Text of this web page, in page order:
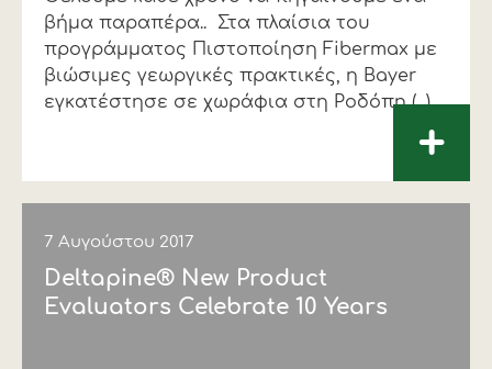
Οικονομικά στοιχεία
Εταιρική δομή
Εκδηλώσεις
Επικοινωνία
Εξαγωγές
Συνέδρια
Ευφυής γεωργία
Συμβουλευτική στο χωράφι
Εκκόκκιση για λογαριασμό του
Αλυσίδα βάμβακος
Κλωστοϋφαντουργία - Ένδυση
Εταιρικά νέα
βήμα παραπέρα.. Στα πλαίσια του
προγράμματος Πιστοποίηση Fibermax με
βιώσιμες γεωργικές πρακτικές, η Bayer
εγκατέστησε σε χωράφια στη Ροδόπη (...)
+
7 Αυγούστου 2017
Deltapine® New Product
Evaluators Celebrate 10 Years